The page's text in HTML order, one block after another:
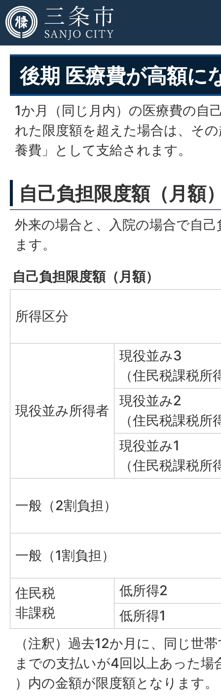
後期 医療費が高額に
1か月（同じ月内）の医療費の自
れた限度額を超えた場合は、そ
養費」として支給されます。
自己負担限度額（月額
外来の場合と、入院の場合で自
ます。
自己負担限度額（月額）
所得区分
現役並み所得者
現役並み3
（住民税課税
現役並み2
（住民税課税
現役並み1
（住民税課税
一般（2割負担）
一般（1割負担）
住民税
非課税
低所得2
低所得1
（注釈）過去12か月に、同じ世
までの支払いが4回以上あった場
）内の金額が限度額となります。